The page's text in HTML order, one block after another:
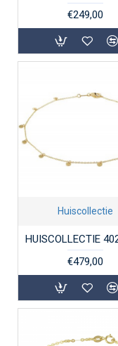
€249,00
Huiscollectie
€479,00